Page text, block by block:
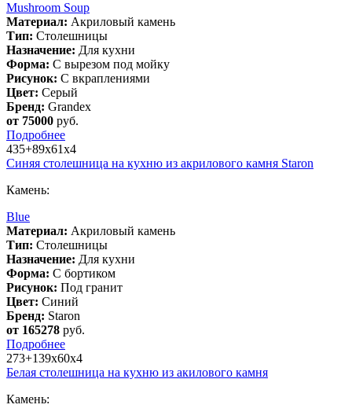
Mushroom Soup
Материал: Акриловый камень
Тип: Столешницы
Назначение: Для кухни
Форма: С вырезом под мойку
Рисунок: С вкраплениями
Цвет: Серый
Бренд: Grandex
от 75000 руб.
Подробнее
435+89х61х4
Синяя столешница на кухню из акрилового камня Staron
Камень:
Blue
Материал: Акриловый камень
Тип: Столешницы
Назначение: Для кухни
Форма: С бортиком
Рисунок: Под гранит
Цвет: Синий
Бренд: Staron
от 165278 руб.
Подробнее
273+139х60х4
Белая столешница на кухню из акилового камня
Камень: